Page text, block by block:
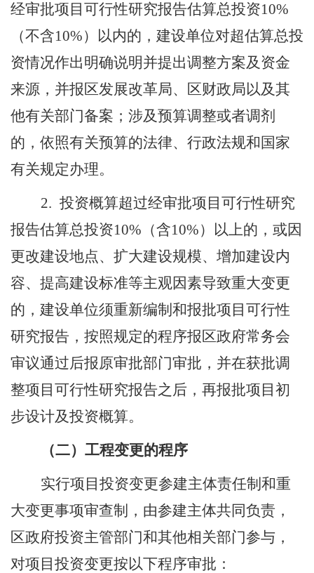
经审批项目可行性研究报告估算总投资10%
（不含10%）以内的，建设单位对超估算总投
资情况作出明确说明并提出调整方案及资金
来源，并报区发展改革局、区财政局以及其
他有关部门备案；涉及预算调整或者调剂
的，依照有关预算的法律、行政法规和国家
有关规定办理。
2. 投资概算超过经审批项目可行性研究
报告估算总投资10% （含10%）以上的，或因
更改建设地点、扩大建设规模、增加建设内
容、提高建设标准等主观因素导致重大变更
的，建设单位须重新编制和报批项目可行性
研究报告，按照规定的程序报区政府常务会
审议通过后报原审批部门审批，并在获批调
整项目可行性研究报告之后，再报批项目初
步设计及投资概算。
（二）工程变更的程序
实行项目投资变更参建主体责任制和重
大变更事项审查制，由参建主体共同负责，
区政府投资主管部门和其他相关部门参与，
对项目投资变更按以下程序审批：